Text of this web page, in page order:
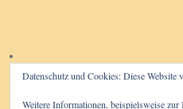
Datenschutz und Cookies: Diese
Weitere Informationen, beispielsweise